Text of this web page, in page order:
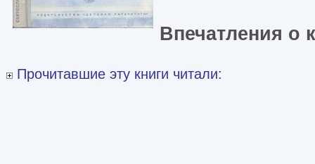
Впечатления о
Прочитавшие эту книги читали: